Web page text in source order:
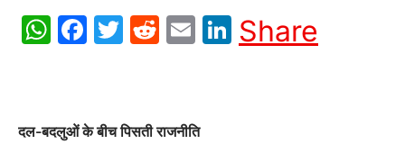
WhatsApp
Facebook
Twitter
Reddit
EmailLinkedIn
Share
दल-बदलुओं के बीच पिसती राजनीति